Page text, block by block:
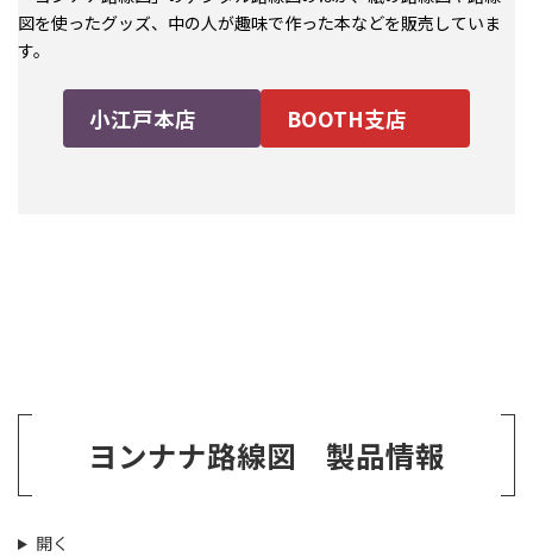
図を使ったグッズ、中の人が趣味で作った本などを販売していま
す。
小江戸本店 BOOTH支店
ヨンナナ路線図 製品情報
開く